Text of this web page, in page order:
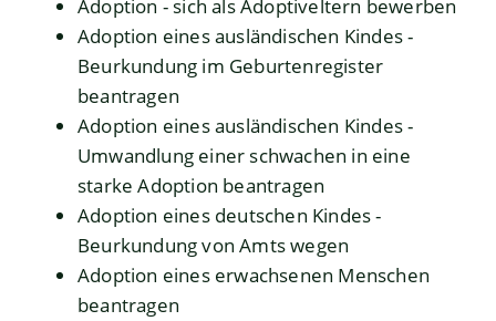
Adoption - sich als Adoptiveltern bewerben
Adoption eines ausländischen Kindes -
Beurkundung im Geburtenregister
beantragen
Adoption eines ausländischen Kindes -
Umwandlung einer schwachen in eine
starke Adoption beantragen
Adoption eines deutschen Kindes -
Beurkundung von Amts wegen
Adoption eines erwachsenen Menschen
beantragen